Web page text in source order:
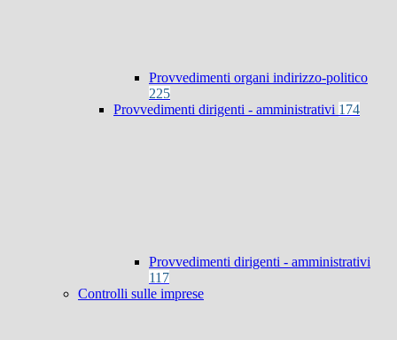
Provvedimenti organi indirizzo-politico
225
Provvedimenti dirigenti - amministrativi 174
Provvedimenti dirigenti - amministrativi
117
Controlli sulle imprese